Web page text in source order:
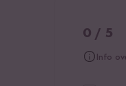
Als één van
lekkere soort.
0 / 5
Info